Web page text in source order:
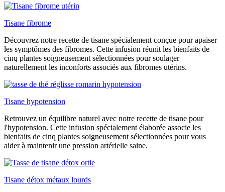
Tisane fibrome
Découvrez notre recette de tisane spécialement conçue pour apaiser
les symptômes des fibromes. Cette infusion réunit les bienfaits de
cinq plantes soigneusement sélectionnées pour soulager
naturellement les inconforts associés aux fibromes utérins.
Tisane hypotension
Retrouvez un équilibre naturel avec notre recette de tisane pour
l'hypotension. Cette infusion spécialement élaborée associe les
bienfaits de cinq plantes soigneusement sélectionnées pour vous
aider à maintenir une pression artérielle saine.
Tisane détox métaux lourds